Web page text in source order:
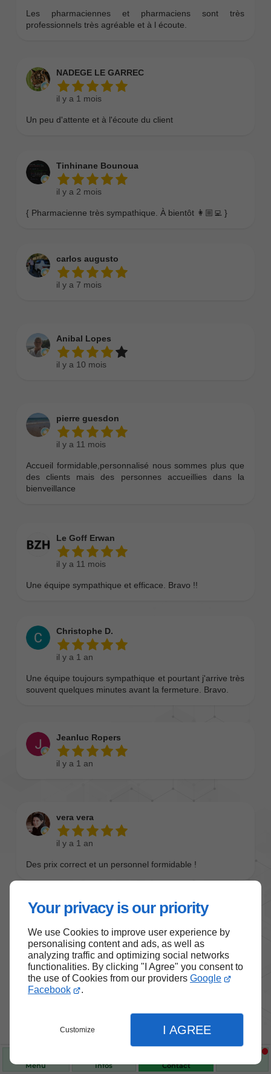
Your privacy is our priority
We use Cookies to improve user experience by
personalising content and ads, as well as
analyzing traffic and optimizing social networks
functionalities. By clicking "I Agree" you consent to
the use of Cookies from our providers Google
Facebook
.
Customize I AGREE
Menu Infos Contact
Nos produits de santé et de